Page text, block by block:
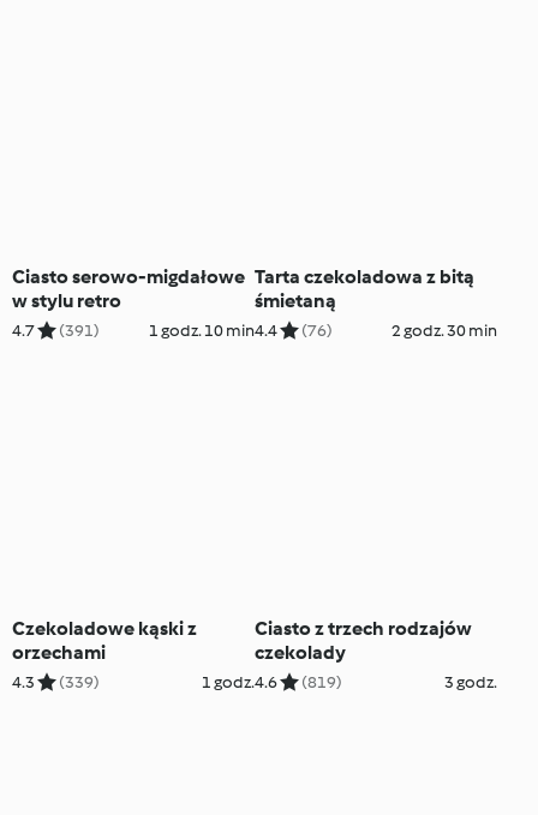
Ciasto serowo-migdałowe
w stylu retro
4.7 (391) 1 godz. 10 min
Tarta czekoladowa z bitą
śmietaną
4.4 (76) 2 godz. 30 min
Czekoladowe kąski z
orzechami
4.3 (339) 1 godz.
Ciasto z trzech rodzajów
czekolady
4.6 (819) 3 godz.